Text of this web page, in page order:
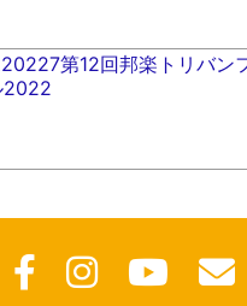
第12回邦楽トリバン
2022